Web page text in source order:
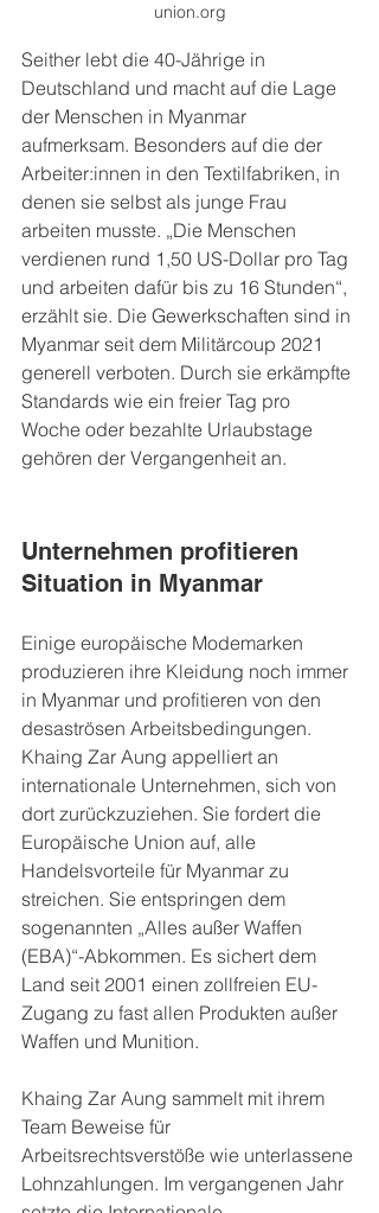
union.org
Seither lebt die 40-Jährige in
Deutschland und macht auf die Lage
der Menschen in Myanmar
aufmerksam. Besonders auf die der
Arbeiter:innen in den Textilfabriken, in
denen sie selbst als junge Frau
arbeiten musste. „Die Menschen
verdienen rund 1,50 US-Dollar pro Tag
und arbeiten dafür bis zu 16 Stunden“,
erzählt sie. Die Gewerkschaften sind in
Myanmar seit dem Militärcoup 2021
generell verboten. Durch sie erkämpfte
Standards wie ein freier Tag pro
Woche oder bezahlte Urlaubstage
gehören der Vergangenheit an.
Unternehmen profitieren
Situation in Myanmar
Einige europäische Modemarken
produzieren ihre Kleidung noch immer
in Myanmar und profitieren von den
desaströsen Arbeitsbedingungen.
Khaing Zar Aung appelliert an
internationale Unternehmen, sich von
dort zurückzuziehen. Sie fordert die
Europäische Union auf, alle
Handelsvorteile für Myanmar zu
streichen. Sie entspringen dem
sogenannten „Alles außer Waffen
(EBA)“-Abkommen. Es sichert dem
Land seit 2001 einen zollfreien EU-
Zugang zu fast allen Produkten außer
Waffen und Munition.
Khaing Zar Aung sammelt mit ihrem
Team Beweise für
Arbeitsrechtsverstöße wie unterlassene
Lohnzahlungen. Im vergangenen Jahr